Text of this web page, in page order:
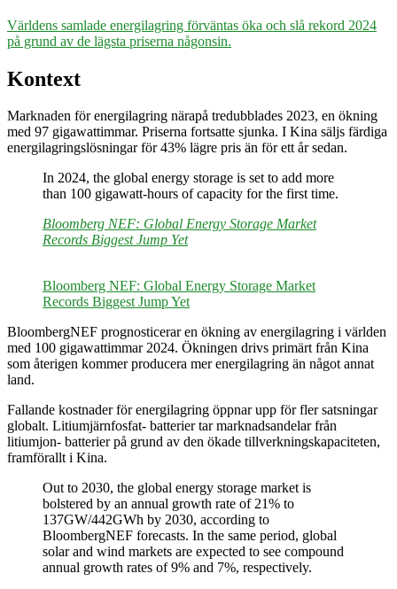
Världens samlade energilagring förväntas öka och slå rekord 2024
på grund av de lägsta priserna någonsin.
Kontext
Marknaden för energilagring närapå tredubblades 2023, en ökning
med 97 gigawattimmar. Priserna fortsatte sjunka. I Kina säljs färdiga
energilagringslösningar för 43% lägre pris än för ett år sedan.
In 2024, the global energy storage is set to add more
than 100 gigawatt-hours of capacity for the first time.
Bloomberg NEF: Global Energy Storage Market
Records Biggest Jump Yet
Bloomberg NEF: Global Energy Storage Market
Records Biggest Jump Yet
BloombergNEF prognosticerar en ökning av energilagring i världen
med 100 gigawattimmar 2024. Ökningen drivs primärt från Kina
som återigen kommer producera mer energilagring än något annat
land.
Fallande kostnader för energilagring öppnar upp för fler satsningar
globalt. Litiumjärnfosfat- batterier tar marknadsandelar från
litiumjon- batterier på grund av den ökade tillverkningskapaciteten,
framförallt i Kina.
Out to 2030, the global energy storage market is
bolstered by an annual growth rate of 21% to
137GW/442GWh by 2030, according to
BloombergNEF forecasts. In the same period, global
solar and wind markets are expected to see compound
annual growth rates of 9% and 7%, respectively.